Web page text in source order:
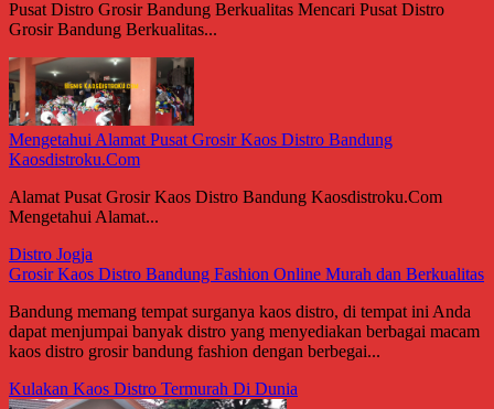
Pusat Distro Grosir Bandung Berkualitas Mencari Pusat Distro
Grosir Bandung Berkualitas...
Mengetahui Alamat Pusat Grosir Kaos Distro Bandung
Kaosdistroku.Com
Alamat Pusat Grosir Kaos Distro Bandung Kaosdistroku.Com
Mengetahui Alamat...
Distro Jogja
Grosir Kaos Distro Bandung Fashion Online Murah dan Berkualitas
Bandung memang tempat surganya kaos distro, di tempat ini Anda
dapat menjumpai banyak distro yang menyediakan berbagai macam
kaos distro grosir bandung fashion dengan berbegai...
Kulakan Kaos Distro Termurah Di Dunia